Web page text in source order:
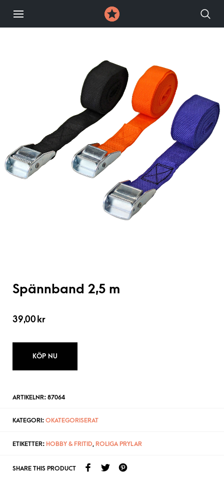
Spännband 2,5 m
39,00 kr
KÖP NU
ARTIKELNR: 87064
KATEGORI: OKATEGORISERAT
ETIKETTER: HOBBY & FRITID, ROLIGA PRYLAR
SHARE THIS PRODUCT